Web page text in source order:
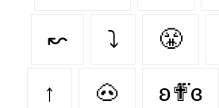
↜ ⤵ 😤
↑ 🐽 ʚ✟⃛ɞ